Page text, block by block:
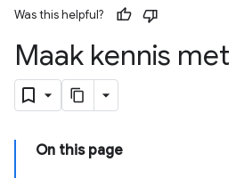
Was this helpful?
Maak kennis
On this page